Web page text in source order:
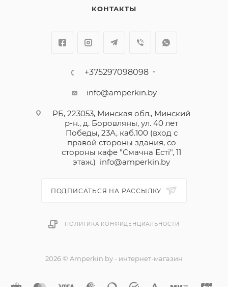
КОНТАКТЫ
+375297098098
info@amperkin.by
РБ, 223053, Минская обл., Минский
р-н., д. Боровляны, ул. 40 лет
Победы, 23А, каб.100 (вход с
правой стороны здания, со
стороны кафе "Смачна Естi", 11
этаж.) info@amperkin.by
ПОДПИСАТЬСЯ НА РАССЫЛКУ
ПОЛИТИКА КОНФИДЕНЦИАЛЬНОСТИ
2026 © Amperkin.by - интернет-магазин